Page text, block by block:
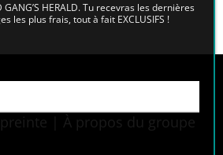
À propos du groupe
HERALD. Tu recevras les dernières
les plus frais, tout à fait EXCLUSIFS !